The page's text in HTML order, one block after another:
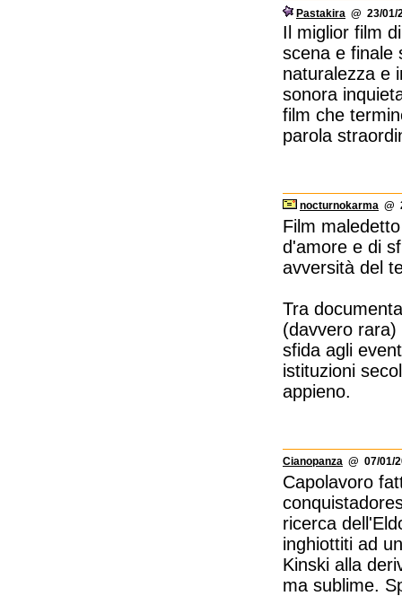
Pastakira @ 23/01/
Il miglior film
scena e finale
naturalezza e
sonora
film che
parola
nocturnokarma @
Film
d'amore e di
avversità del
Tra
(davvero
sfida agli
istituzioni
appieno.
Cianopanza @ 07/01/
Capolavoro
ricerca
inghiottiti ad
Kinski alla
ma sublime.